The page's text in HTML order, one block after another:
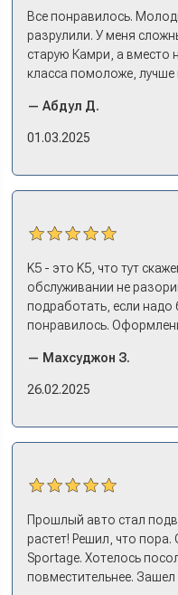
Все понравилось.
разрулили. У меня
старую Камри, а вместо
класса помоложе,
либо самому всем этим
Либо искать салон, где
Но тогда еще ищи
Москве без машины
Моторс: много
трейд-ин быстрый.
выбрали, оформили все,
все про все несколько
оформляться, забрать
— Абдул Д.
01.03.2025
K5 - это K5, что тут
обслуживании не
подработать, если
понравилось.
в документах порядок.
еще ОСАГО и КАСКО
— Махсуджон З.
26.02.2025
Прошлый авто стал
растет! Решил, что пора.
Sportage. Хотелось
повместительнее.